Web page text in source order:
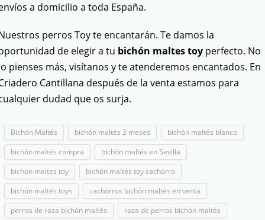
a domicilio a toda España.
perros Toy te encantarán. Te damos la
de elegir a tu bichón maltes toyperfecto. No
pienses más, visítanos y te atenderemos encantados. En
Cantillana después de la venta estamos para
dudad que os surja.
Bichón Maltés bichón maltés 2 meses
bichón maltés blanco
bichón maltés compra
bichón maltés en Sevilla
bichon maltes toy
bichón maltés toy cachorro
bichón maltés toys
cachorros bichón maltés en venta
perros de raza bichón maltés
raza de perros bichón maltés